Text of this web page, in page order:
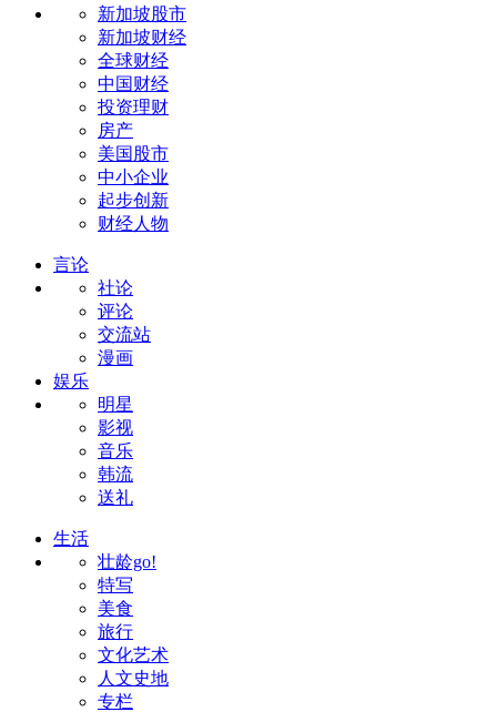
新加坡股市
新加坡财经
全球财经
中国财经
投资理财
房产
美国股市
中小企业
起步创新
财经人物
言论
社论
评论
交流站
漫画
娱乐
明星
影视
音乐
韩流
送礼
生活
壮龄go!
特写
美食
旅行
文化艺术
人文史地
专栏